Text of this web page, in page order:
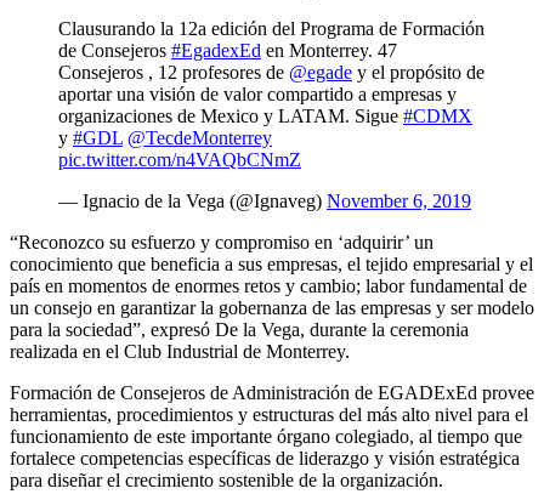
Clausurando la 12a edición del Programa de Formación
de Consejeros #EgadexEd en Monterrey. 47
Consejeros , 12 profesores de @egade y el propósito de
aportar una visión de valor compartido a empresas y
organizaciones de Mexico y LATAM. Sigue #CDMX
y #GDL @TecdeMonterrey
pic.twitter.com/n4VAQbCNmZ
— Ignacio de la Vega (@Ignaveg) November 6, 2019
“Reconozco su esfuerzo y compromiso en ‘adquirir’ un
conocimiento que beneficia a sus empresas, el tejido empresarial y el
país en momentos de enormes retos y cambio; labor fundamental de
un consejo en garantizar la gobernanza de las empresas y ser modelo
para la sociedad”, expresó De la Vega, durante la ceremonia
realizada en el Club Industrial de Monterrey.
Formación de Consejeros de Administración de EGADExEd provee
herramientas, procedimientos y estructuras del más alto nivel para el
funcionamiento de este importante órgano colegiado, al tiempo que
fortalece competencias específicas de liderazgo y visión estratégica
para diseñar el crecimiento sostenible de la organización.